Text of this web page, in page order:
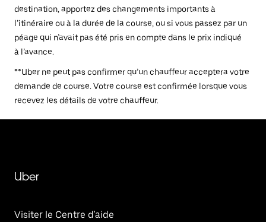
destination, apportez des changements importants à
l’itinéraire ou à la durée de la course, ou si vous passez par un
péage qui n’avait pas été pris en compte dans le prix indiqué
à l’avance.
**Uber ne peut pas confirmer qu’un chauffeur acceptera votre
demande de course. Votre course est confirmée lorsque vous
recevez les détails de votre chauffeur.
Uber
Visiter le Centre d'aide